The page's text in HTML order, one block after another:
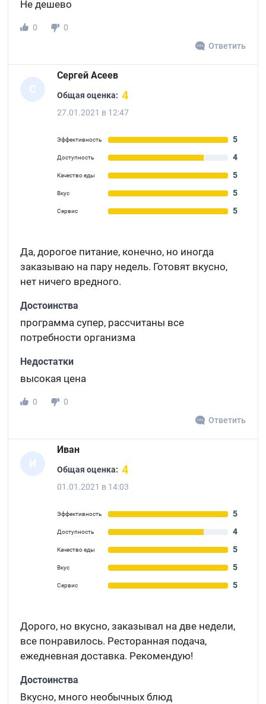
Не дешево
0
0
Ответить
С
Сергей Асеев
Общая оценка: 4
27.01.2021 в 12:47
Эффективность 5
Доступность 4
Качество еды 5
Вкус 5
Сервис 5
Да, дорогое питание, конечно, но иногда
заказываю на пару недель. Готовят вкусно,
нет ничего вредного.
Достоинства
программа супер, рассчитаны все
потребности организма
Недостатки
высокая цена
0
0
Ответить
И
Иван
Общая оценка: 4
01.01.2021 в 14:03
Эффективность 5
Доступность 4
Качество еды 5
Вкус 5
Сервис 5
Дорого, но вкусно, заказывал на две недели,
все понравилось. Ресторанная подача,
ежедневная доставка. Рекомендую!
Достоинства
Вкусно, много необычных блюд